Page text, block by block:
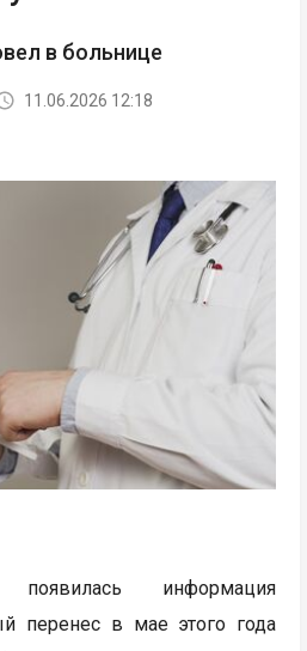
в больнице
11.06.2026 12:18
информация
перенес в мае этого года